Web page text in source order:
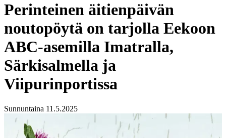
Perinteinen äitienpäivän
noutopöytä on tarjolla Eekoon
ABC-asemilla Imatralla,
Särkisalmella ja
Viipurinportissa
Sunnuntaina 11.5.2025